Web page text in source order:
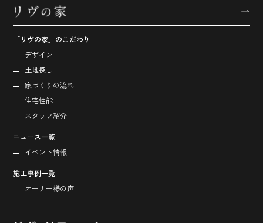
「リヴの家」のこだわり
デザイン
土地探し
家づくりの流れ
住宅性能
スタッフ紹介
ニュース一覧
イベント情報
施工事例一覧
オーナー様の声